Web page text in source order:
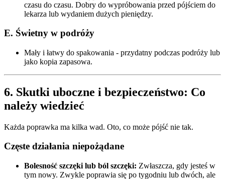
czasu do czasu. Dobry do wypróbowania przed pójściem do
lekarza lub wydaniem dużych pieniędzy.
E. Świetny w podróży
Mały i łatwy do spakowania - przydatny podczas podróży lub
jako kopia zapasowa.
6. Skutki uboczne i bezpieczeństwo: Co
należy wiedzieć
Każda poprawka ma kilka wad. Oto, co może pójść nie tak.
Częste działania niepożądane
Bolesność szczęki lub ból szczęki: Zwłaszcza, gdy jesteś w
tym nowy. Zwykle poprawia się po tygodniu lub dwóch, ale